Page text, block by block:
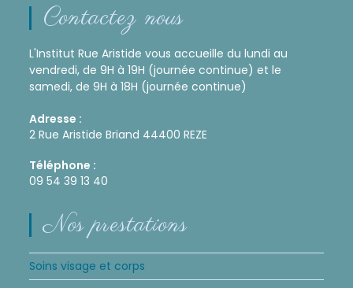
Contactez nous
L'Institut Rue Aristide vous accueille du lundi au
vendredi, de 9H à 19H (journée continue) et le
samedi, de 9H à 18H (journée continue)
Adresse :
2 Rue Aristide Briand 44400 REZE
Téléphone :
09 54 39 13 40
Nos prestations
Soins visage et corps